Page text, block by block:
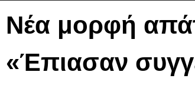
Νέα μορφή
«Έπιασαν